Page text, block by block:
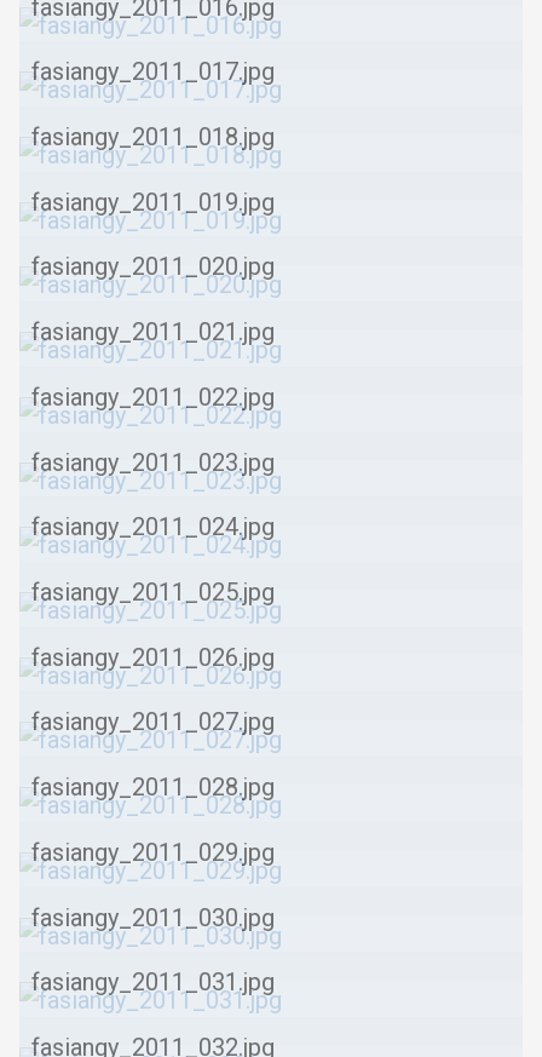
fasiangy_2011_016.jpg
fasiangy_2011_017.jpg
fasiangy_2011_018.jpg
fasiangy_2011_019.jpg
fasiangy_2011_020.jpg
fasiangy_2011_021.jpg
fasiangy_2011_022.jpg
fasiangy_2011_023.jpg
fasiangy_2011_024.jpg
fasiangy_2011_025.jpg
fasiangy_2011_026.jpg
fasiangy_2011_027.jpg
fasiangy_2011_028.jpg
fasiangy_2011_029.jpg
fasiangy_2011_030.jpg
fasiangy_2011_031.jpg
fasiangy_2011_032.jpg